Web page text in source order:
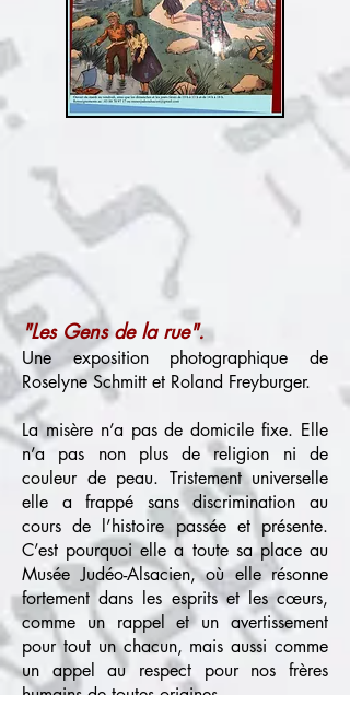
"Les Gens de la rue".
Une exposition photographique de
Roselyne Schmitt et Roland Freyburger.
La misère n’a pas de domicile fixe. Elle
n’a pas non plus de religion ni de
couleur de peau. Tristement universelle
elle a frappé sans discrimination au
cours de l’histoire passée et présente.
C’est pourquoi elle a toute sa place au
Musée Judéo-Alsacien, où elle résonne
fortement dans les esprits et les cœurs,
comme un rappel et un avertissement
pour tout un chacun, mais aussi comme
un appel au respect pour nos frères
humains de toutes origines.